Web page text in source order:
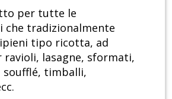
per tutte le
che tradizionalmente
tipo ricotta, ad
ravioli, lasagne, sformati,
timballi,